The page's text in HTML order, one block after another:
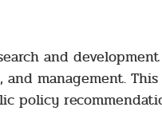
and
management. This
policy